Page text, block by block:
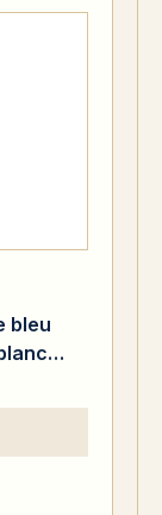
bleu